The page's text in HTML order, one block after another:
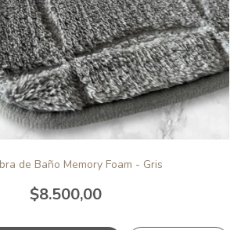
de Baño Memory Foam - Gris
$8.500,00